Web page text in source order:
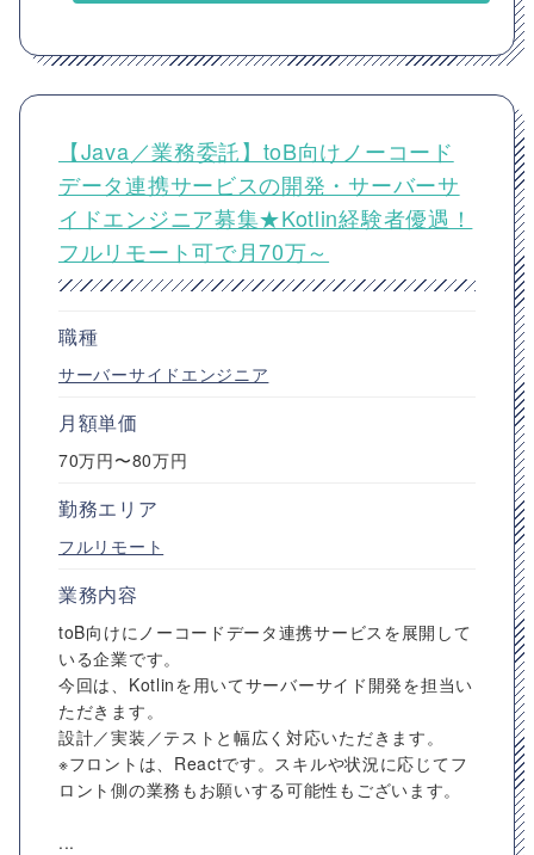
【Java／業務委託】toB向けノーコード
データ連携サービスの開発・サーバーサ
イドエンジニア募集★Kotlin経験者優遇！
フルリモート可で月70万～
職種
サーバーサイドエンジニア
月額単価
70万円〜80万円
勤務エリア
フルリモート
業務内容
toB向けにノーコードデータ連携サービスを展開して
いる企業です。
今回は、Kotlinを用いてサーバーサイド開発を担当い
ただきます。
設計／実装／テストと幅広く対応いただきます。
※フロントは、Reactです。スキルや状況に応じてフ
ロント側の業務もお願いする可能性もございます。
...